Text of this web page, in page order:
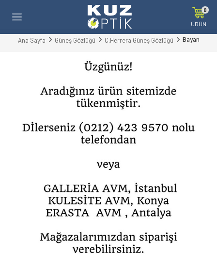
0
ÜRÜN
Ana Sayfa Güneş Gözlüğü C.Herrera Güneş Gözlüğü Bayan